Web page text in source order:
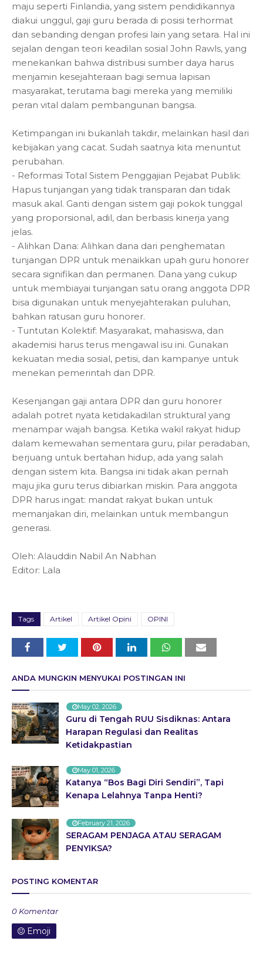
maju seperti Finlandia, yang sistem pendidikannya
diakui unggul, gaji guru berada di posisi terhormat
dan sebanding dengan profesi lain yang setara. Hal ini
sejalan dengan teori keadilan sosial John Rawls, yang
menekankan bahwa distribusi sumber daya harus
menjamin kesejahteraan bagi semua lapisan
masyarakat, terutama bagi mereka yang memiliki
peran vital dalam pembangunan bangsa.
Ketimpangan ini bukanlah takdir, melainkan hasil dari
kebijakan yang cacat. Sudah saatnya kita menuntut
perubahan.
- Reformasi Total Sistem Penggajian Pejabat Publik:
Hapus tunjangan yang tidak transparan dan tidak
masuk akal. Ganti dengan sistem gaji pokok tunggal
yang proporsional, adil, dan berbasis kinerja yang
jelas.
- Alihkan Dana: Alihkan dana dari penghematan
tunjangan DPR untuk menaikkan upah guru honorer
secara signifikan dan permanen. Dana yang cukup
untuk membiayai tunjangan satu orang anggota DPR
bisa digunakan untuk menyejahterakan puluhan,
bahkan ratusan guru honorer.
- Tuntutan Kolektif: Masyarakat, mahasiswa, dan
akademisi harus terus mengawal isu ini. Gunakan
kekuatan media sosial, petisi, dan kampanye untuk
menekan pemerintah dan DPR.
Kesenjangan gaji antara DPR dan guru honorer
adalah potret nyata ketidakadilan struktural yang
menampar wajah bangsa. Ketika wakil rakyat hidup
dalam kemewahan sementara guru, pilar peradaban,
berjuang untuk bertahan hidup, ada yang salah
dengan sistem kita. Bangsa ini tidak akan pernah
maju jika guru terus dibiarkan miskin. Para anggota
DPR harus ingat: mandat rakyat bukan untuk
memanjakan diri, melainkan untuk membangun
generasi.
Oleh: Alauddin Nabil An Nabhan
Editor: Lala
Tags Artikel Artikel Opini OPINI
ANDA MUNGKIN MENYUKAI POSTINGAN INI
May 02, 2026
Guru di Tengah RUU Sisdiknas: Antara
Harapan Regulasi dan Realitas
Ketidakpastian
May 01, 2026
Katanya “Bos Bagi Diri Sendiri”, Tapi
Kenapa Lelahnya Tanpa Henti?
February 21, 2026
SERAGAM PENJAGA ATAU SERAGAM
PENYIKSA?
POSTING KOMENTAR
0 Komentar
Emoji